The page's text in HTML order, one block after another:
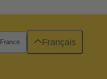
France Français